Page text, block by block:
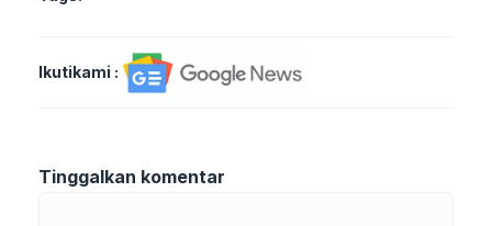
Ikutikami :
Tinggalkan komentar